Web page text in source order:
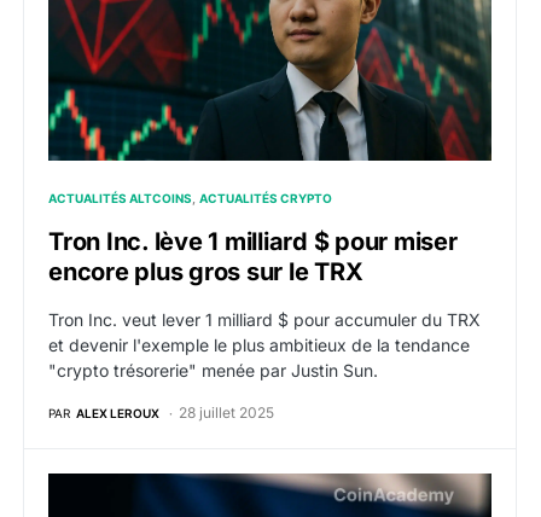
ACTUALITÉS ALTCOINS ACTUALITÉS CRYPTO
Tron Inc. lève 1 milliard $ pour miser
encore plus gros sur le TRX
Tron Inc. veut lever 1 milliard $ pour accumuler du TRX
et devenir l'exemple le plus ambitieux de la tendance
"crypto trésorerie" menée par Justin Sun.
PAR ALEX LEROUX 28 juillet 2025
RUBx : La Russie prépare un stablecoin en rouble